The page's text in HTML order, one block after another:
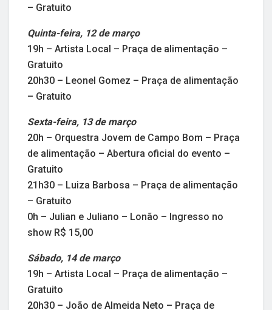
– Gratuito
Quinta-feira, 12 de março
19h – Artista Local – Praça de alimentação –
Gratuito
20h30 – Leonel Gomez – Praça de alimentação
– Gratuito
Sexta-feira, 13 de março
20h – Orquestra Jovem de Campo Bom – Praça
de alimentação – Abertura oficial do evento –
Gratuito
21h30 – Luiza Barbosa – Praça de alimentação
– Gratuito
0h – Julian e Juliano – Lonão – Ingresso no
show R$ 15,00
Sábado, 14 de março
19h – Artista Local – Praça de alimentação –
Gratuito
20h30 – João de Almeida Neto – Praça de